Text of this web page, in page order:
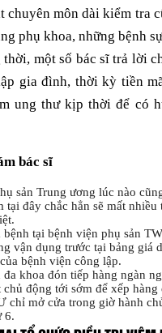
chuyên môn dài kiểm tra
phụ khoa, những bệnh
một số bác sĩ trả lời
gia đình, thời kỳ tiền
ung thư kịp thời để có
bác sĩ
sản Trung ương lúc nào
tại đây chắc hẳn sẽ mất nhiều
tại bệnh viện phụ sản
vận dụng trước tại bảng giá
bệnh viện công lập.
khoa đón tiếp hàng ngàn
động tới sớm để xếp hàng
chỉ mở cửa trong giờ hành
6.